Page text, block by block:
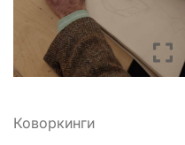
Коворкинги